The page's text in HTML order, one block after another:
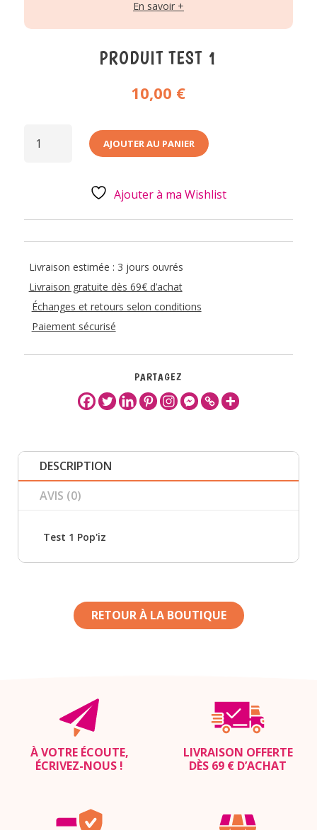
En savoir +
PRODUIT TEST 1
10,00 €
DE
PRODUIT AJOUTER AU PANIER
Ajouter à ma Wishlist
Livraison estimée : 3 jours ouvrés
Livraison gratuite dès 69€ d’achat
Échanges et retours selon conditions
Paiement sécurisé
PARTAGEZ
DESCRIPTION
AVIS (0)
Test 1 Pop'iz
RETOUR À LA BOUTIQUE
À VOTRE ÉCOUTE,
ÉCRIVEZ-NOUS !
LIVRAISON OFFERTE
DÈS 69 € D’ACHAT